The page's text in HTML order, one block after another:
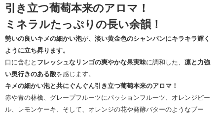
引き立つ葡萄本来のアロマ！
ミネラルたっぷりの長い余韻！
勢いの良いキメの細かい泡が、淡い黄金色のシャンパンにキラキラ輝く
ように立ち昇ります。
口に含むと フレッシュなリンゴの爽やかな果実味に調和した、 凛と力強
い奥行きのある酸を感じます。
キメの細かい泡と共にぐんぐん引き立つ葡萄本来のアロマ！
赤や青の林檎、グレープフルーツにパッションフルーツ、オレンジピー
ル、レモンケーキ、そして、オレンジの花や発酵バターのようなブー